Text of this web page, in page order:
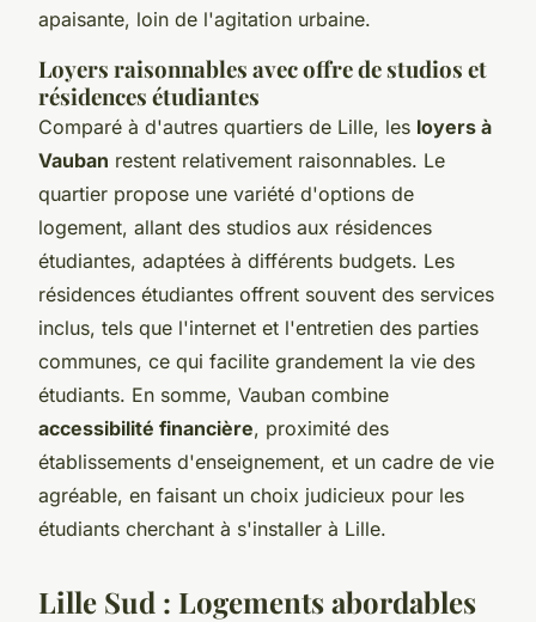
apaisante, loin de l'agitation urbaine.
Loyers raisonnables avec offre de studios et
résidences étudiantes
Comparé à d'autres quartiers de Lille, les loyers à
Vauban restent relativement raisonnables. Le
quartier propose une variété d'options de
logement, allant des studios aux résidences
étudiantes, adaptées à différents budgets. Les
résidences étudiantes offrent souvent des services
inclus, tels que l'internet et l'entretien des parties
communes, ce qui facilite grandement la vie des
étudiants. En somme, Vauban combine
accessibilité financière, proximité des
établissements d'enseignement, et un cadre de vie
agréable, en faisant un choix judicieux pour les
étudiants cherchant à s'installer à Lille.
Lille Sud : Logements abordables